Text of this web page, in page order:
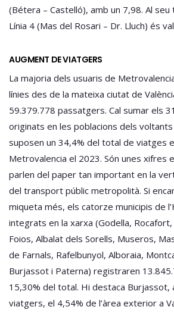
(Bétera – Castelló), amb un 7,98. Al
Línia 4 (Mas del Rosari – Dr. Lluch) és
AUGMENT DE VIATGERS
La majoria dels usuaris de
línies des de la mateixa ciutat de
59.379.778 passatgers. Cal sumar els
originats en les poblacions dels
suposen un 34,4% del total de viatges
Metrovalencia el 2023. Són unes xifres
parlen del paper tan important en la
del transport públic metropolità. Si
miqueta més, els catorze municipis de
integrats en la xarxa (Godella, Rocafort,
Foios, Albalat dels Sorells, Museros,
de Farnals, Rafelbunyol, Alboraia,
Burjassot i Paterna) registraren
15,30% del total. Hi destaca Burjassot,
viatgers, el 4,54% de l’àrea exterior a